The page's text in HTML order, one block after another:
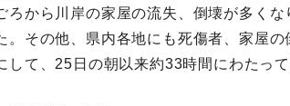
ろから川岸の家屋の流失、倒壊が多く
。その他、県内各地にも死傷者、家屋
して、25日の朝以来約33時間にわたっ